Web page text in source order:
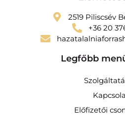
2519 Piliscsév
+36 20
Legfőbb
Előfizetői